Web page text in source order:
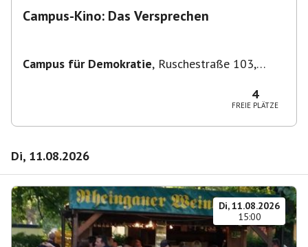
Campus-Kino: Das Versprechen
Campus für Demokratie, Ruschestraße 103,
4
FREIE PLÄTZE
Di, 11.08.2026
Di, 11.08.2026
15:00